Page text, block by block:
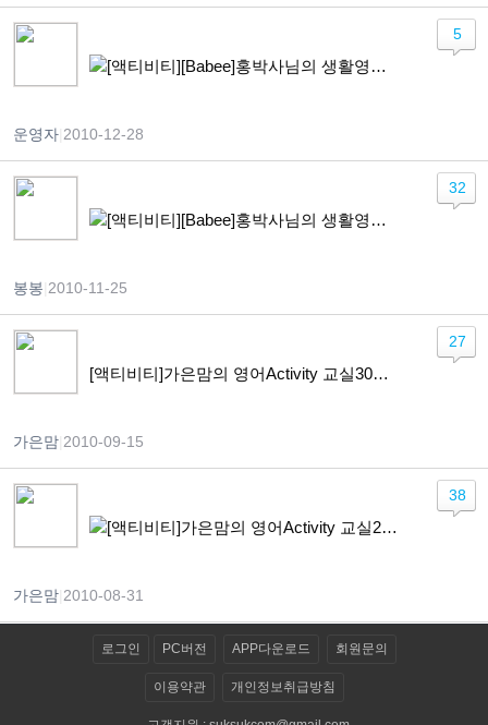
[액티비티][Babee]홍박사님의 생활영어 + 쑥쑥이 가발 붙이기
운영자 2010-12-28
5
[액티비티][Babee]홍박사님의 생활영어 + 옷 갈아입히기 워크시트
봉봉 2010-11-25
32
[액티비티]가은맘의 영어Activity 교실30회 ‘밀가루와 국수
가은맘 2010-09-15
27
[액티비티]가은맘의 영어Activity 교실29회 ‘신호등 그리고 모양
가은맘 2010-08-31
38
로그인 PC버전 APP다운로드 회원문의
이용약관 개인정보취급방침